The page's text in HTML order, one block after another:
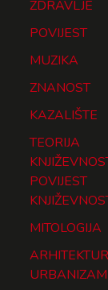
ZDRAVLJE
POVIJEST
MUZIKA
ZNANOST
KAZALIŠTE
TEORIJA
POVIJEST
MITOLOGIJA
URBANIZAM